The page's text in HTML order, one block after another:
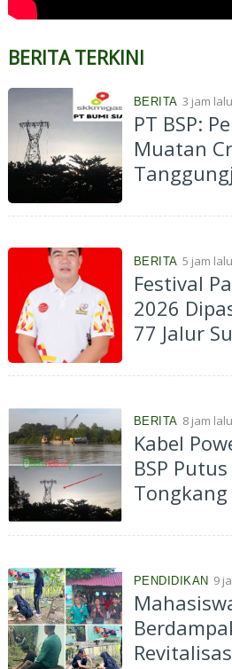
BERITA TERKINI
BERITA 3 jam lalu
PT BSP:
Muatan
BERITA 5 jam lalu
Festival
2026
77 Jalur
BERITA 8 jam lalu
Kabel
BSP
Perawang
PENDIDIKAN 9